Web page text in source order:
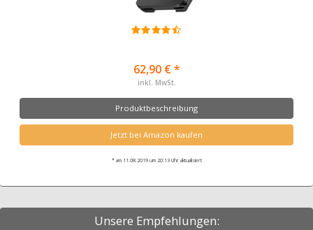
62,90 € *
inkl. MwSt.
Produktbeschreibung
Jetzt bei Amazon kaufen
* am 11.08.2019 um 20:13 Uhr aktualisiert
Unsere Empfehlungen: